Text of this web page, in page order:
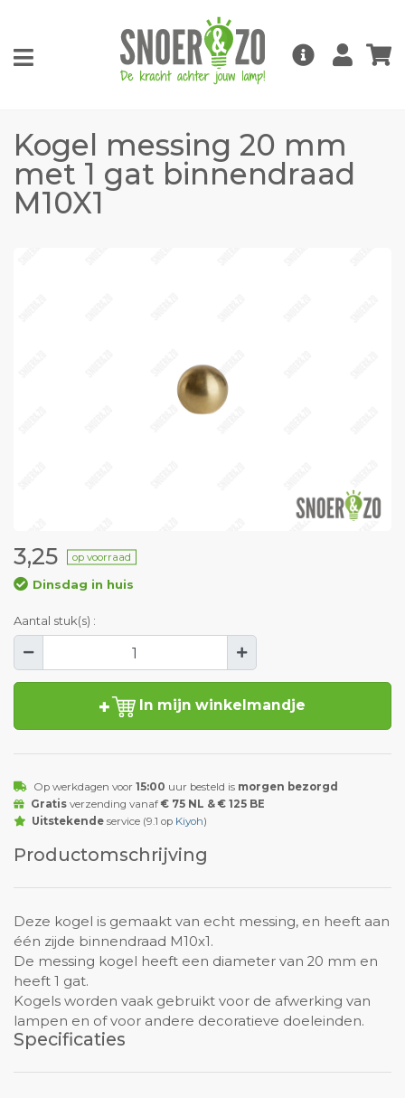
Kogel messing 20 mm
met 1 gat binnendraad
M10X1
3,25 op voorraad
Dinsdag in huis
Aantal stuk(s) :
In mijn winkelmandje
Op werkdagen voor 15:00 uur besteld is morgen bezorgd
Gratisverzending vanaf € 75 NL & € 125 BE
Uitstekendeservice (9.1 op Kiyoh)
Productomschrijving
Deze kogel is gemaakt van echt messing, en heeft aan
één zijde binnendraad M10x1.
De messing kogel heeft een diameter van 20 mm en
heeft 1 gat.
Kogels worden vaak gebruikt voor de afwerking van
lampen en of voor andere decoratieve doeleinden.
Specificaties